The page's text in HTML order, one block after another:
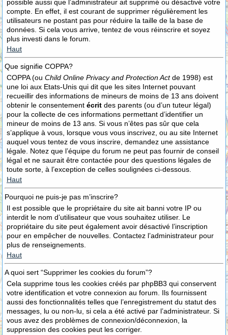
possible aussi que l’administrateur ait supprimé ou désactivé votre
compte. En effet, il est courant de supprimer régulièrement les
utilisateurs ne postant pas pour réduire la taille de la base de
données. Si cela vous arrive, tentez de vous réinscrire et soyez
plus investi dans le forum.
Haut
Que signifie COPPA?
COPPA (ou Child Online Privacy and Protection Actde 1998) est
une loi aux Etats-Unis qui dit que les sites Internet pouvant
recueillir des informations de mineurs de moins de 13 ans doivent
obtenir le consentement écrit des parents (ou d’un tuteur légal)
pour la collecte de ces informations permettant d’identifier un
mineur de moins de 13 ans. Si vous n’êtes pas sûr que cela
s’applique à vous, lorsque vous vous inscrivez, ou au site Internet
auquel vous tentez de vous inscrire, demandez une assistance
légale. Notez que l’équipe du forum ne peut pas fournir de conseil
légal et ne saurait être contactée pour des questions légales de
toute sorte, à l’exception de celles soulignées ci-dessous.
Haut
Pourquoi ne puis-je pas m’inscrire?
Il est possible que le propriétaire du site ait banni votre IP ou
interdit le nom d’utilisateur que vous souhaitez utiliser. Le
propriétaire du site peut également avoir désactivé l’inscription
pour en empêcher de nouvelles. Contactez l’administrateur pour
plus de renseignements.
Haut
A quoi sert “Supprimer les cookies du forum”?
Cela supprime tous les cookies créés par phpBB3 qui conservent
votre identification et votre connexion au forum. Ils fournissent
aussi des fonctionnalités telles que l’enregistrement du statut des
messages, lu ou non-lu, si cela a été activé par l’administrateur. Si
vous avez des problèmes de connexion/déconnexion, la
suppression des cookies peut les corriger.